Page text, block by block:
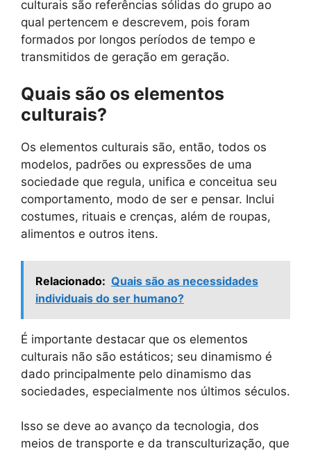
culturais são referências sólidas do grupo ao
qual pertencem e descrevem, pois foram
formados por longos períodos de tempo e
transmitidos de geração em geração.
Quais são os elementos
culturais?
Os elementos culturais são, então, todos os
modelos, padrões ou expressões de uma
sociedade que regula, unifica e conceitua seu
comportamento, modo de ser e pensar. Inclui
costumes, rituais e crenças, além de roupas,
alimentos e outros itens.
Relacionado: Quais são as necessidades
individuais do ser humano?
É importante destacar que os elementos
culturais não são estáticos; seu dinamismo é
dado principalmente pelo dinamismo das
sociedades, especialmente nos últimos séculos.
Isso se deve ao avanço da tecnologia, dos
meios de transporte e da transculturização, que